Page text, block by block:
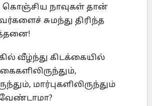
நாவுகள் தான்
சுமந்து திரிந்த
வீழ்ந்து கிடக்கையில்
மார்புகளிலிருந்தும்
வேண்டாமா?